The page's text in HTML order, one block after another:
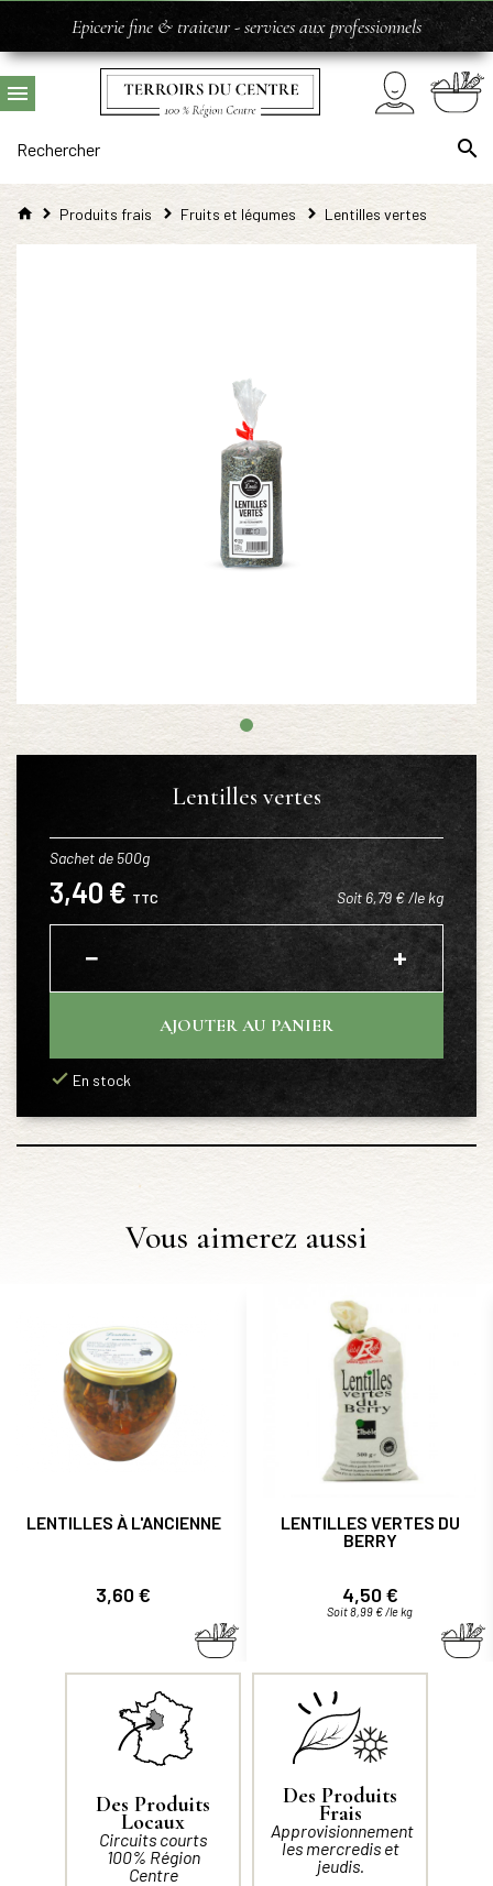
Epicerie fine & traiteur - services aux professionnels
Produits frais Fruits et légumes Lentilles vertes
Lentilles vertes
Sachet de 500g
3,40 € TTC Soit 6,79 € /le kg
− +
AJOUTER AU PANIER
En stock
Vous aimerez aussi
LENTILLES À L'ANCIENNE
Prix
3,60 €
LENTILLES VERTES DU
BERRY
Prix
4,50 €
Soit 8,99 € /le kg
Des Produits
Locaux
Circuits courts
100% Région
Centre
Des Produits
Frais
Approvisionnement
les mercredis et
jeudis.